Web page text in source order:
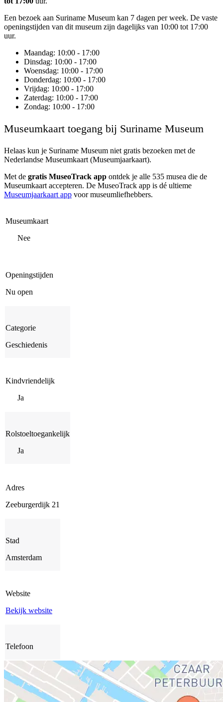
Een bezoek aan Suriname Museum kan 7 dagen per week. De vaste
openingstijden van dit museum zijn dagelijks van 10:00 tot 17:00
uur.
Maandag: 10:00 - 17:00
Dinsdag: 10:00 - 17:00
Woensdag: 10:00 - 17:00
Donderdag: 10:00 - 17:00
Vrijdag: 10:00 - 17:00
Zaterdag: 10:00 - 17:00
Zondag: 10:00 - 17:00
Museumkaart toegang bij Suriname Museum
Helaas kun je Suriname Museum niet gratis bezoeken met de
Nederlandse Museumkaart (Museumjaarkaart).
Met de gratis MuseoTrack app ontdek je alle 535 musea die de
Museumkaart accepteren. De MuseoTrack app is dé ultieme
Museumjaarkaart app voor museumliefhebbers.
Museumkaart
Nee
Openingstijden
Nu open
Categorie
Geschiedenis
Kindvriendelijk
Ja
Rolstoeltoegankelijk
Ja
Adres
Zeeburgerdijk 21
Stad
Amsterdam
Website
Bekijk website
Telefoon